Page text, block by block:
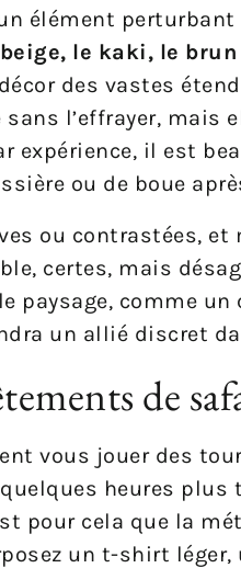
élément perturbant
le kaki, le
des vastes
l’effrayer, mais
expérience, il est
ou de boue
ou contrastées,
certes, mais
paysage, comme
un allié discret
de
vous jouer des
heures
pour cela que la
un t-shirt